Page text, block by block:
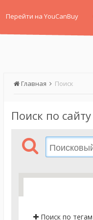
Перейти на YouCanBuy
Главная Поиск
Поиск по сайту
Поиск по тегам